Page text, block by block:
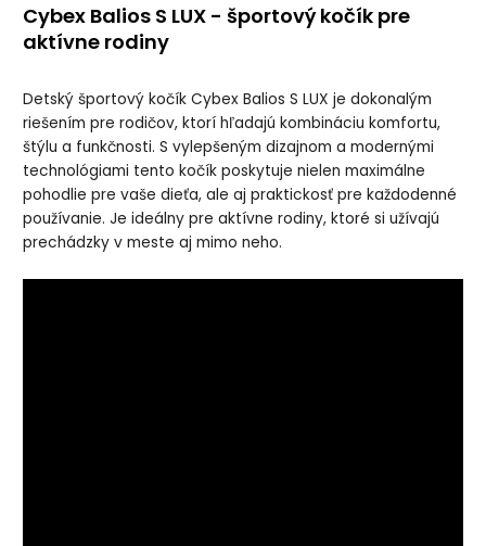
Cybex Balios S LUX - športový kočík pre
aktívne rodiny
Detský športový kočík Cybex Balios S LUX je dokonalým
riešením pre rodičov, ktorí hľadajú kombináciu komfortu,
štýlu a funkčnosti. S vylepšeným dizajnom a modernými
technológiami tento kočík poskytuje nielen maximálne
pohodlie pre vaše dieťa, ale aj praktickosť pre každodenné
používanie. Je ideálny pre aktívne rodiny, ktoré si užívajú
prechádzky v meste aj mimo neho.